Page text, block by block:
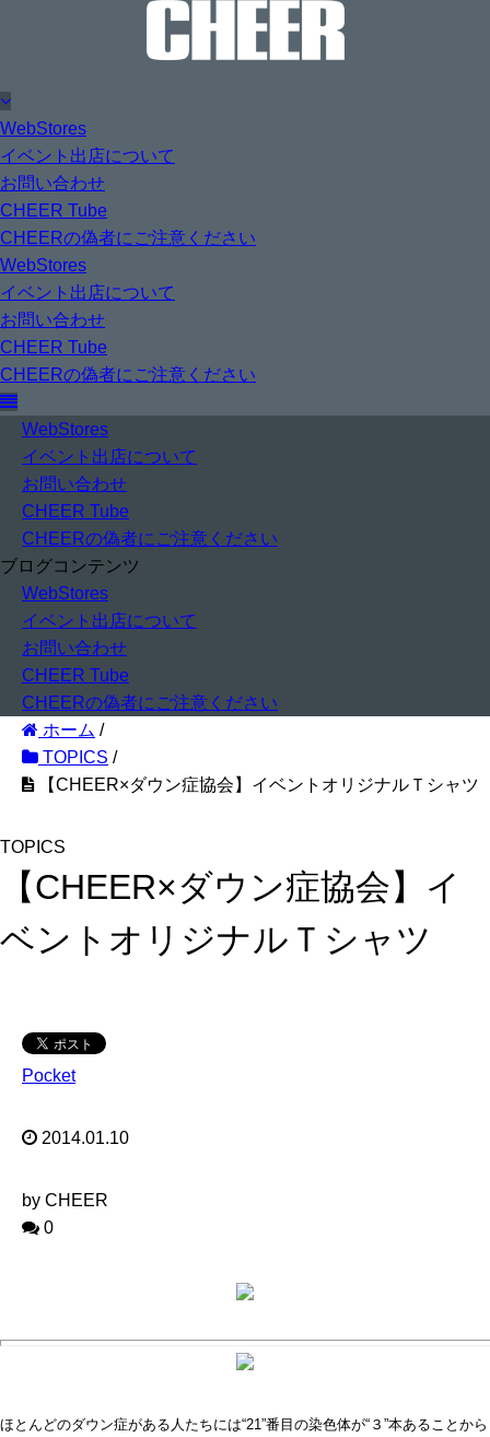
WebStores
イベント出店について
お問い合わせ
CHEER Tube
CHEERの偽者にご注意ください
WebStores
イベント出店について
お問い合わせ
CHEER Tube
CHEERの偽者にご注意ください
WebStores
イベント出店について
お問い合わせ
CHEER Tube
CHEERの偽者にご注意ください
ブログコンテンツ
WebStores
イベント出店について
お問い合わせ
CHEER Tube
CHEERの偽者にご注意ください
ホーム /
TOPICS /
【CHEER×ダウン症協会】イベントオリジナルＴシャツ
TOPICS
【CHEER×ダウン症協会】イ
ベントオリジナルＴシャツ
Pocket
2014.01.10
by CHEER
0
ほとんどのダウン症がある人たちには“21”番目の染色体が“３”本あることから